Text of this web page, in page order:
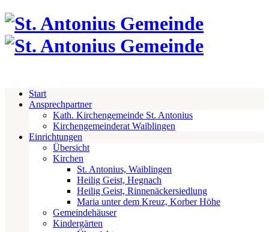
Start
Ansprechpartner
Kath. Kirchengemeinde St. Antonius
Kirchengemeinderat Waiblingen
Einrichtungen
Übersicht
Kirchen
St. Antonius, Waiblingen
Heilig Geist, Hegnach
Heilig Geist, Rinnenäckersiedlung
Maria unter dem Kreuz, Korber Höhe
Gemeindehäuser
Kindergärten